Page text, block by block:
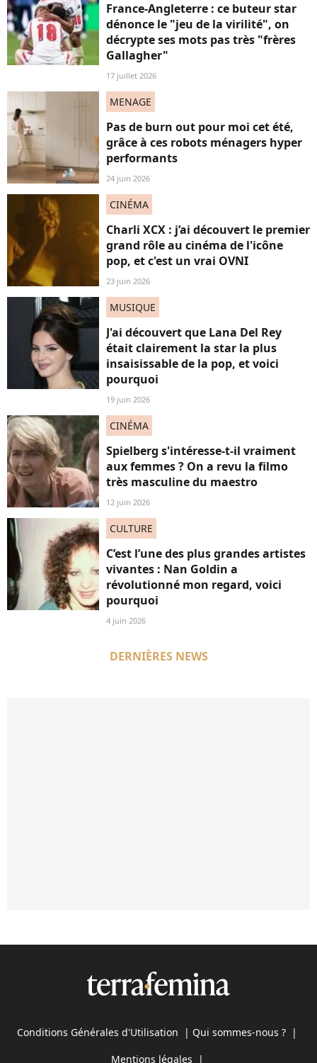
France-Angleterre : ce buteur star
dénonce le "jeu de la virilité", on
décrypte ses mots pas très "frères
Gallagher"
17 juillet 2026
MENAGE
Pas de burn out pour moi cet été,
grâce à ces robots ménagers hyper
performants
24 juin 2026
CINÉMA
Charli XCX : j’ai découvert le premier
grand rôle au cinéma de l'icône
pop, et c'est un vrai OVNI
23 juin 2026
MUSIQUE
J'ai découvert que Lana Del Rey
était clairement la star la plus
insaisissable de la pop, et voici
pourquoi
19 juin 2026
CINÉMA
Spielberg s'intéresse-t-il vraiment
aux femmes ? On a revu la filmo
très masculine du maestro
12 juin 2026
CULTURE
C’est l’une des plus grandes artistes
vivantes : Nan Goldin a
révolutionné mon regard, voici
pourquoi
4 juin 2026
DERNIÈRES NEWS
Conditions Générales d'Utilisation | Qui sommes-nous ? |
Mentions légales |